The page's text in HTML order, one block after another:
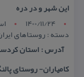
این شهر و در دره
1400/11/24
دسته : روستاهای
كامیاران- روستای